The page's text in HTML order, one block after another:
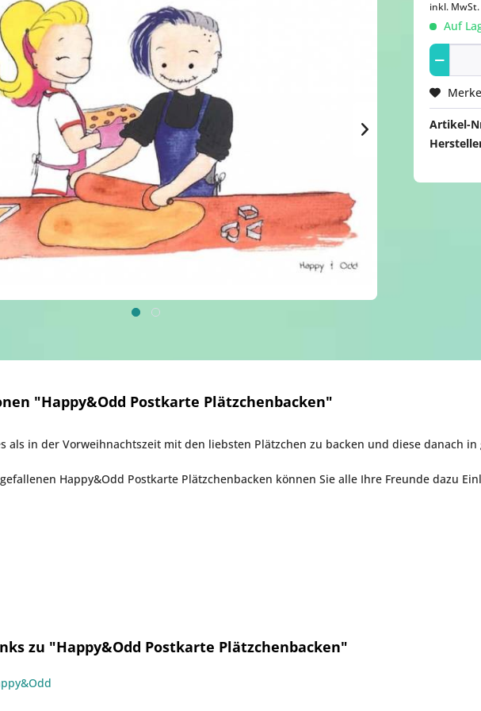
inkl.
Auf
Artikel-
"Happy&Odd Postkarte Plätzchenbacken"
als in der Vorweihnachtszeit mit den liebsten Plätzchen zu backen und diese danach
Happy&Odd Postkarte Plätzchenbacken können Sie alle Ihre Freunde dazu
zu "Happy&Odd Postkarte Plätzchenbacken"